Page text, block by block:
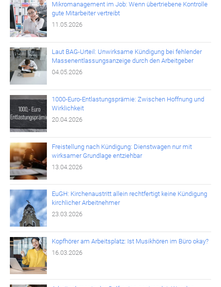
Mikromanagement im Job: Wenn übertriebene Kontrolle
gute Mitarbeiter vertreibt
11.05.2026
Laut BAG-Urteil: Unwirksame Kündigung bei fehlender
Massenentlassungsanzeige durch den Arbeitgeber
04.05.2026
1000-Euro-Entlastungsprämie: Zwischen Hoffnung und
Wirklichkeit
20.04.2026
Freistellung nach Kündigung: Dienstwagen nur mit
wirksamer Grundlage entziehbar
13.04.2026
EuGH: Kirchenaustritt allein rechtfertigt keine Kündigung
kirchlicher Arbeitnehmer
23.03.2026
Kopfhörer am Arbeitsplatz: Ist Musikhören im Büro okay?
16.03.2026